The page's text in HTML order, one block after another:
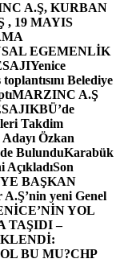
A.Ş, KURBAN
, 19 MAYIS
EGEMENLİK
Yenice
Belediye
MARZINC A.Ş
KBÜ’de
Takdim
Özkan
BulunduKarabük
AçıkladıSon
BAŞKAN
yeni Genel
YOL
TAŞIDI –
BU MU?CHP